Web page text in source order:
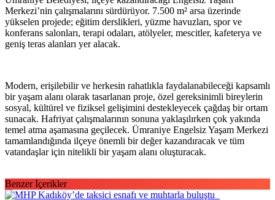
Merkezi’nin çalışmalarını sürdürüyor. 7.500 m² arsa üzerinde
yükselen projede; eğitim derslikleri, yüzme havuzları, spor ve
konferans salonları, terapi odaları, atölyeler, mescitler, kafeterya ve
geniş teras alanları yer alacak.
Modern, erişilebilir ve herkesin rahatlıkla faydalanabileceği kapsamlı
bir yaşam alanı olarak tasarlanan proje, özel gereksinimli bireylerin
sosyal, kültürel ve fiziksel gelişimini destekleyecek çağdaş bir ortam
sunacak. Hafriyat çalışmalarının sonuna yaklaşılırken çok yakında
temel atma aşamasına geçilecek. Ümraniye Engelsiz Yaşam Merkezi
tamamlandığında ilçeye önemli bir değer kazandıracak ve tüm
vatandaşlar için nitelikli bir yaşam alanı oluşturacak.
Benzer İçerikler